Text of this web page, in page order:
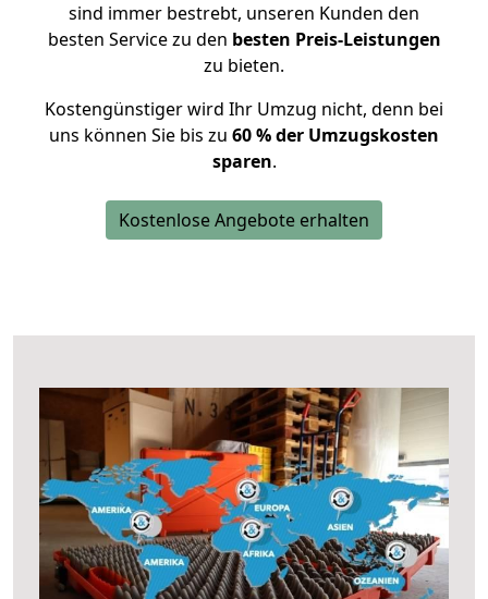
sind immer bestrebt, unseren Kunden den
besten Service zu den besten Preis-Leistungen
zu bieten.
Kostengünstiger wird Ihr Umzug nicht, denn bei
uns können Sie bis zu 60 % der Umzugskosten
sparen.
Kostenlose Angebote erhalten